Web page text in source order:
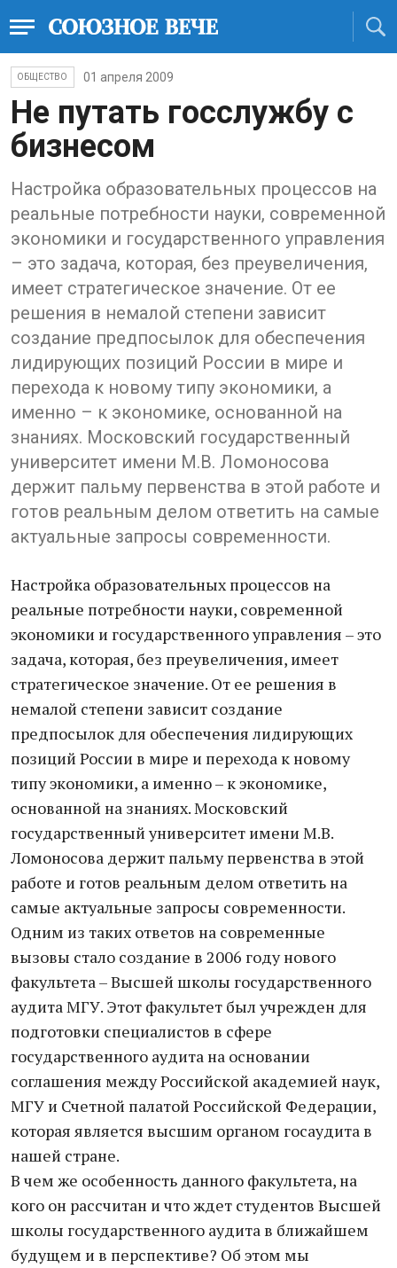
ОБЩЕСТВО 01 апреля 2009
Не путать госслужбу с
бизнесом
Настройка образовательных процессов на
реальные потребности науки, современной
экономики и государственного управления
– это задача, которая, без преувеличения,
имеет стратегическое значение. От ее
решения в немалой степени зависит
создание предпосылок для обеспечения
лидирующих позиций России в мире и
перехода к новому типу экономики, а
именно – к экономике, основанной на
знаниях. Московский государственный
университет имени М.В. Ломоносова
держит пальму первенства в этой работе и
готов реальным делом ответить на самые
актуальные запросы современности.
Настройка образовательных процессов на
реальные потребности науки, современной
экономики и государственного управления – это
задача, которая, без преувеличения, имеет
стратегическое значение. От ее решения в
немалой степени зависит создание
предпосылок для обеспечения лидирующих
позиций России в мире и перехода к новому
типу экономики, а именно – к экономике,
основанной на знаниях. Московский
государственный университет имени М.В.
Ломоносова держит пальму первенства в этой
работе и готов реальным делом ответить на
самые актуальные запросы современности.
Одним из таких ответов на современные
вызовы стало создание в 2006 году нового
факультета – Высшей школы государственного
аудита МГУ. Этот факультет был учрежден для
подготовки специалистов в сфере
государственного аудита на основании
соглашения между Российской академией наук,
МГУ и Счетной палатой Российской Федерации,
которая является высшим органом госаудита в
нашей стране.
В чем же особенность данного факультета, на
кого он рассчитан и что ждет студентов Высшей
школы государственного аудита в ближайшем
будущем и в перспективе? Об этом мы